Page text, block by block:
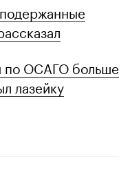
по ОСАГО больше
лазейку